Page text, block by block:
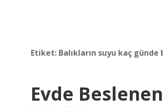
Etiket: Balıkların suyu kaç
Evde